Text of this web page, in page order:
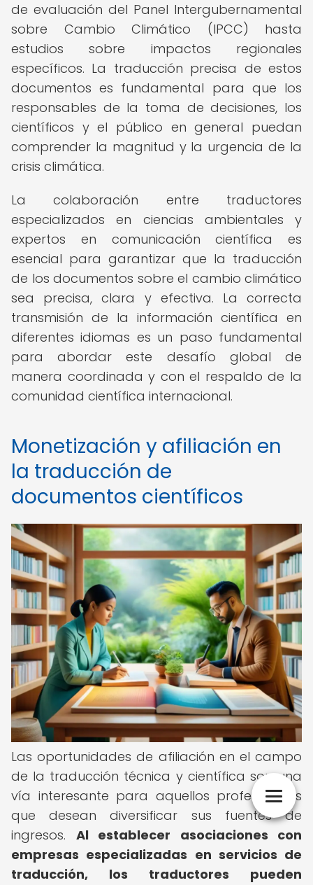
de evaluación del Panel Intergubernamental
sobre Cambio Climático (IPCC) hasta
estudios sobre impactos regionales
específicos. La traducción precisa de estos
documentos es fundamental para que los
responsables de la toma de decisiones, los
científicos y el público en general puedan
comprender la magnitud y la urgencia de la
crisis climática.
La colaboración entre traductores
especializados en ciencias ambientales y
expertos en comunicación científica es
esencial para garantizar que la traducción
de los documentos sobre el cambio climático
sea precisa, clara y efectiva. La correcta
transmisión de la información científica en
diferentes idiomas es un paso fundamental
para abordar este desafío global de
manera coordinada y con el respaldo de la
comunidad científica internacional.
Monetización y afiliación en
la traducción de
documentos científicos
Las oportunidades de afiliación en el campo
de la traducción técnica y científica son una
vía interesante para aquellos profesionales
que desean diversificar sus fuentes de
ingresos. Al establecer asociaciones con
empresas especializadas en servicios de
traducción, los traductores pueden